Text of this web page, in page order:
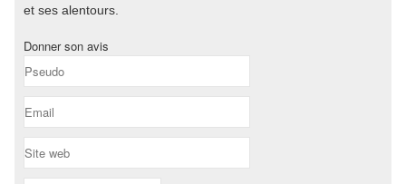
et ses alentours.
Donner son avis